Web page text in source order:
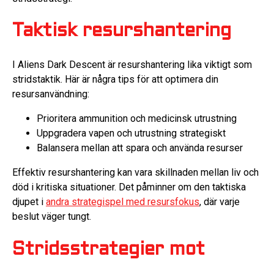
Taktisk resurshantering
I Aliens Dark Descent är resurshantering lika viktigt som
stridstaktik. Här är några tips för att optimera din
resursanvändning:
Prioritera ammunition och medicinsk utrustning
Uppgradera vapen och utrustning strategiskt
Balansera mellan att spara och använda resurser
Effektiv resurshantering kan vara skillnaden mellan liv och
död i kritiska situationer. Det påminner om den taktiska
djupet i andra strategispel med resursfokus, där varje
beslut väger tungt.
Stridsstrategier mot